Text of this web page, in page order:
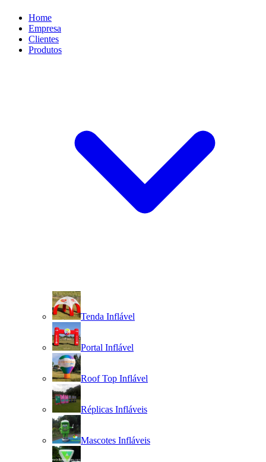
Home
Empresa
Clientes
Produtos
Tenda Inflável
Portal Inflável
Roof Top Inflável
Réplicas Infláveis
Mascotes Infláveis